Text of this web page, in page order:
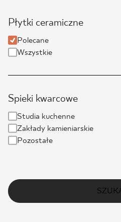
Płytki ceramiczne
Polecane
Wszystkie
Spieki kwarcowe
Studia kuchenne
Zakłady kamieniarskie
Pozostałe